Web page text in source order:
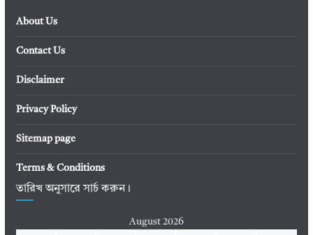
About Us
Contact Us
Disclaimer
Privacy Policy
Sitemap page
Terms & Conditions
তারিখ অনুসারে সার্চ করুন।
August 2026